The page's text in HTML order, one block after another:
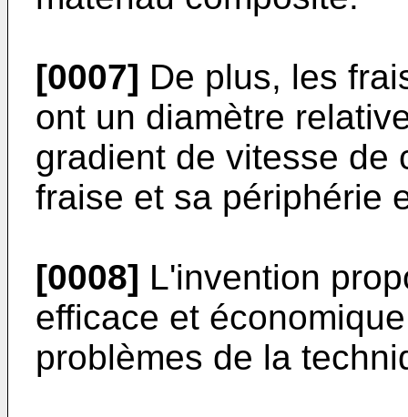
[0007] De plus, les
ont un diamètre
gradient de vitesse de
fraise et sa périphérie
[0008] L'invention
efficace et
problèmes de la